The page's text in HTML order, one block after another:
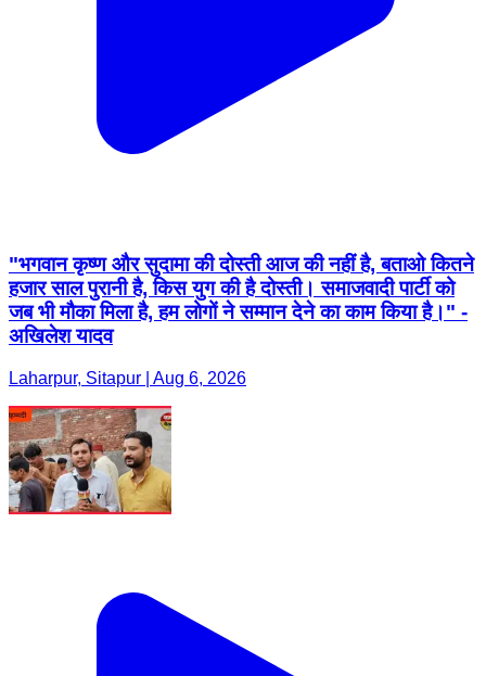
"भगवान कृष्ण और सुदामा की दोस्ती आज की नहीं है, बताओ कितने
हजार साल पुरानी है, किस युग की है दोस्ती। समाजवादी पार्टी को
जब भी मौका मिला है, हम लोगों ने सम्मान देने का काम किया है।" -
अखिलेश यादव
Laharpur, Sitapur | Aug 6, 2026